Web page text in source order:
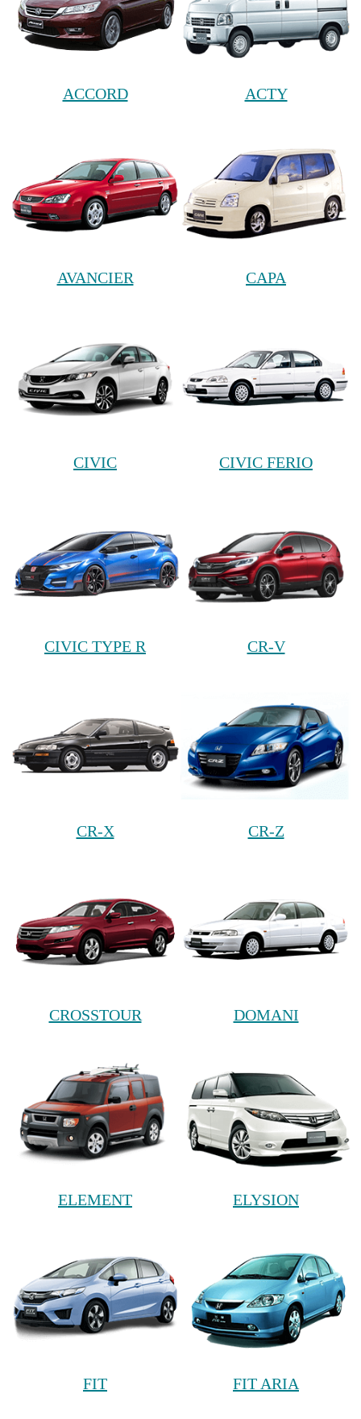
ACCORD ACTY
AVANCIER CAPA
CIVIC CIVIC FERIO
CIVIC TYPE R CR-V
CR-X CR-Z
CROSSTOUR DOMANI
ELEMENT ELYSION
FIT FIT ARIA